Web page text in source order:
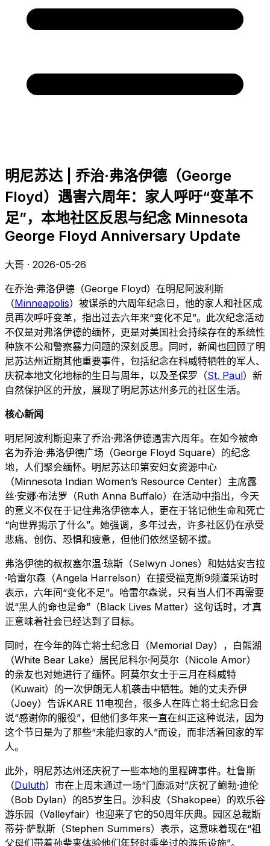
明尼苏达 | 乔治·弗洛伊德（George
Floyd）遇害六周年：家人呼吁“变革不
足”，本地社区反思与纪念 Minnesota
George Floyd Anniversary Update
大哥 · 2026-05-26
在乔治·弗洛伊德（George Floyd）在明尼阿波利斯
（Minneapolis）被谋杀的六周年纪念日，他的家人和社区成
员再次呼吁变革，指出过去六年来“变化不足”。此次纪念活动
不仅是对弗洛伊德的缅怀，更是对美国社会持续存在的系统性
种族不公和警察暴力问题的深刻反思。同时，新闻也回顾了明
尼苏达州近期其他重要事件，包括纪念在科威特牺牲的军人、
庆祝本地文化地标的生日与周年，以及圣保罗（St. Paul）新
自然保护区的开放，展现了明尼苏达州多元的社区生活。
核心新闻
明尼阿波利斯迎来了乔治·弗洛伊德遇害六周年。在如今被命
名为乔治·弗洛伊德广场（George Floyd Square）的纪念
地，人们聚会缅怀。明尼苏达印第安妇女资源中心
（Minnesota Indian Women’s Resource Center）主席露
丝·安娜·布法罗（Ruth Anna Buffalo）在活动中指出，今天
的意义不仅在于记住弗洛伊德本人，更在于铭记他生命和死亡
“向世界揭示了什么”。她强调，多年过去，许多社区仍在承受
悲痛、创伤、恐惧和疲惫，但他们依然坚韧不拔。
弗洛伊德的叔叔塞尔温·琼斯（Selwyn Jones）和姑姑安吉拉
·哈雷尔森（Angela Harrelson）在接受福克斯9频道采访时
表示，六年间“变化不足”。哈雷尔森说，只有当人们不再需要
说“黑人的命也是命”（Black Lives Matter）这句话时，才真
正意味着社会已经达到了目标。
同时，在今年的阵亡将士纪念日（Memorial Day），白熊湖
（White Bear Lake）居民尼科尔·阿莫尔（Nicole Amor）
的亲友也对她进行了缅怀。阿莫尔女士于三月在科威特
（Kuwait）的一次伊朗无人机袭击中牺牲。她的丈夫乔伊
（Joey）告诉KARE 11电视台，很多人在阵亡将士纪念日会
说“感谢你的服役”，但他们多年来一直在纠正这种说法，因为
这个节日是为了那些“未能归家的人”而设，而非活着回家的军
人。
此外，明尼苏达州还庆祝了一些本地的里程碑事件。杜鲁斯
（Duluth）市在上周末通过一场“门廊派对”庆祝了鲍勃·迪伦
（Bob Dylan）的85岁生日。沙科皮（Shakopee）的欢乐谷
游乐园（Valleyfair）也迎来了它的50周年庆典。园区总裁斯
蒂芬·萨默斯（Stephen Summers）表示，这意味着现在“祖
父母们带着孙辈来体验他们年轻时乘坐过的游乐设施”。